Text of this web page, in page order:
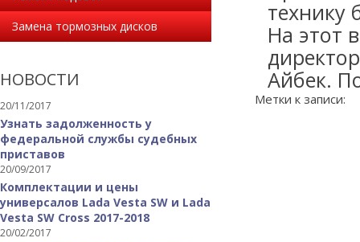
Замена тормозных дисков
НОВОСТИ
20/11/2017
Узнать задолженность у
федеральной службы судебных
приставов
20/09/2017
Комплектации и цены
универсалов Lada Vesta SW и Lada
Vesta SW Cross 2017-2018
20/02/2017
технику
На этот
Айбек.
Метки к записи: